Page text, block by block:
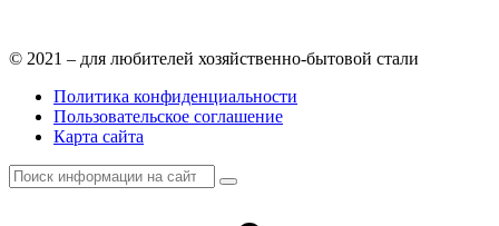
© 2021 – для любителей хозяйственно-бытовой стали
Политика конфиденциальности
Пользовательское соглашение
Карта сайта